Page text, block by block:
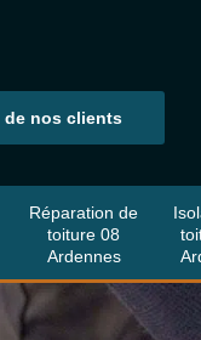
de nos clients
Réparation de
toiture 08
Ardennes